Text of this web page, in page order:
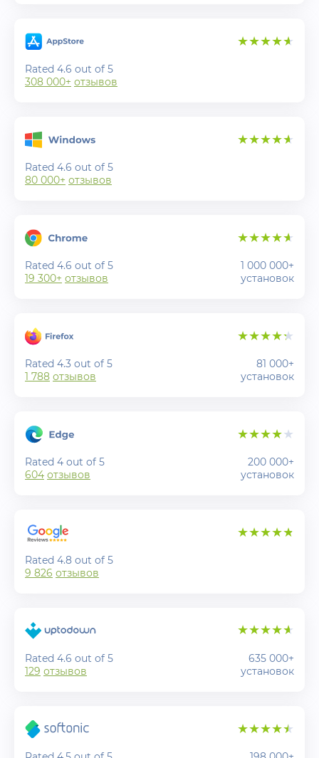
Rated 4.6 out of 5
308 000+ отзывов
Rated 4.6 out of 5
80 000+ отзывов
Rated 4.6 out of 5
19 300+ отзывов
1 000 000+
установок
Rated 4.3 out of 5
1 788 отзывов
81 000+
установок
Rated 4 out of 5
604 отзывов
200 000+
установок
Rated 4.8 out of 5
9 826 отзывов
Rated 4.6 out of 5
129 отзывов
635 000+
установок